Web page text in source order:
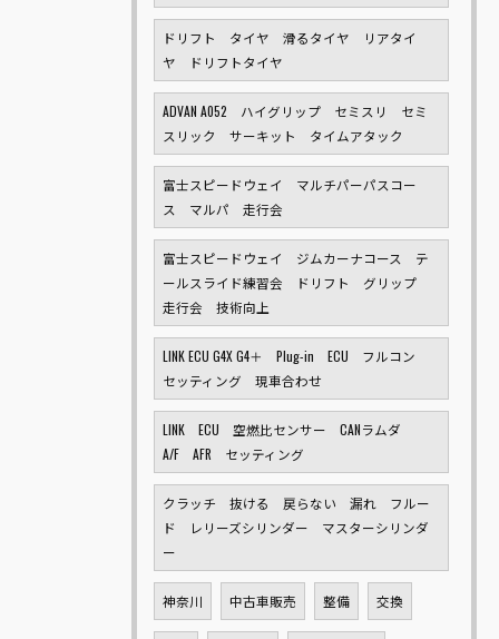
ドリフト タイヤ 滑るタイヤ リアタイ
ヤ ドリフトタイヤ
ADVAN A052 ハイグリップ セミスリ セミ
スリック サーキット タイムアタック
富士スピードウェイ マルチパーパスコー
ス マルパ 走行会
富士スピードウェイ ジムカーナコース テ
ールスライド練習会 ドリフト グリップ
走行会 技術向上
LINK ECU G4X G4＋ Plug-in ECU フルコン
セッティング 現車合わせ
LINK ECU 空燃比センサー CANラムダ
A/F AFR セッティング
クラッチ 抜ける 戻らない 漏れ フルー
ド レリーズシリンダー マスターシリンダ
ー
神奈川 中古車販売 整備 交換